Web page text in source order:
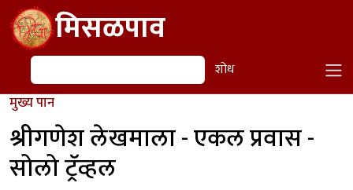
Skip to main contentमिसळपाव
शोध शोध
मुख्य पान
श्रीगणेश लेखमाला - एकल प्रवास -
सोलो ट्रॅव्हल